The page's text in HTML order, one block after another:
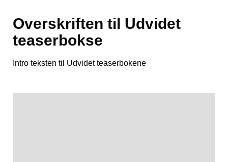
Overskriften til Udvidet
teaserbokse
Intro teksten til Udvidet teaserbokene